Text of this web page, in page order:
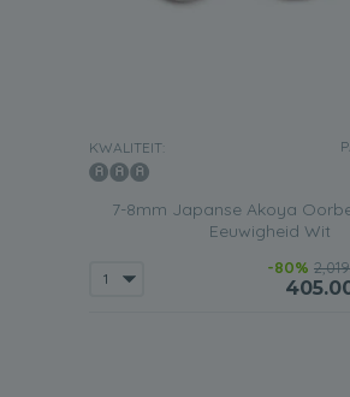
KWALITEIT:
7-8mm Japanse Akoya
Eeuwigheid Wit
-80%